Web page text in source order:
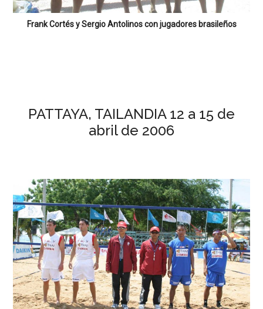
Frank Cortés y Sergio Antolinos con jugadores brasileños
PATTAYA, TAILANDIA 12 a 15 de
abril de 2006